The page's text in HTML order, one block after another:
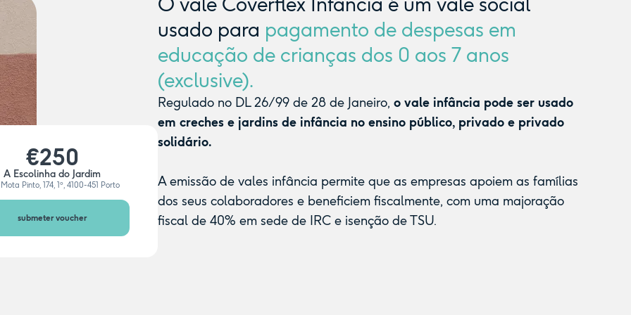
€250
A Escolinha do Jardim
Pinto, 174, 1º, 4100-451 Porto
submeter voucher
usado para pagamento de despesas em
educação de crianças dos 0 aos 7 anos
(exclusive).
Regulado no DL 26/99 de 28 de Janeiro, o vale infância pode ser usado
em creches e jardins de infância no ensino público, privado e privado
solidário.
A emissão de vales infância permite que as empresas apoiem as famílias
dos seus colaboradores e beneficiem fiscalmente, com uma majoração
fiscal de 40% em sede de IRC e isenção de TSU.